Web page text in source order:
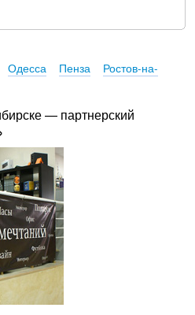
Одесса Пенза
Ростов-на-
— партнерский